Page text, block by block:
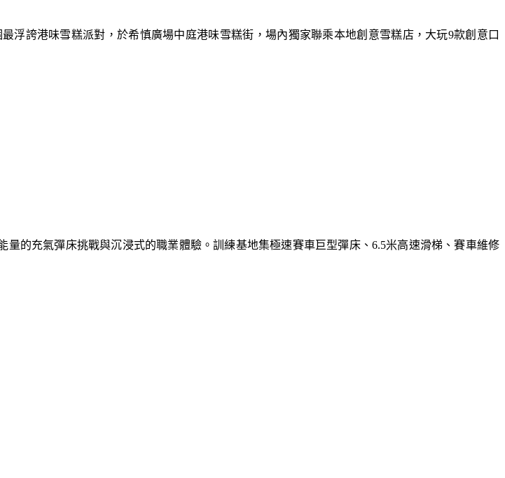
浮誇港味雪糕派對，於希慎廣場中庭港味雪糕街，場內獨家聯乘本地創意雪糕店，大玩9款創意口
量的充氣彈床挑戰與沉浸式的職業體驗。訓練基地集極速賽車巨型彈床、6.5米高速滑梯、賽車維修